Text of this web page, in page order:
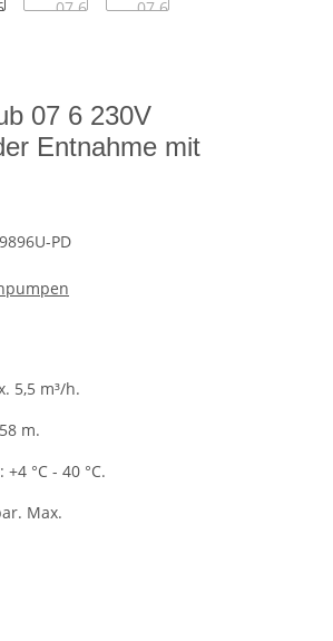
07 6 230V
Entnahme mit
PD
5,5 m³/h.
m.
°C - 40 °C.
Max.